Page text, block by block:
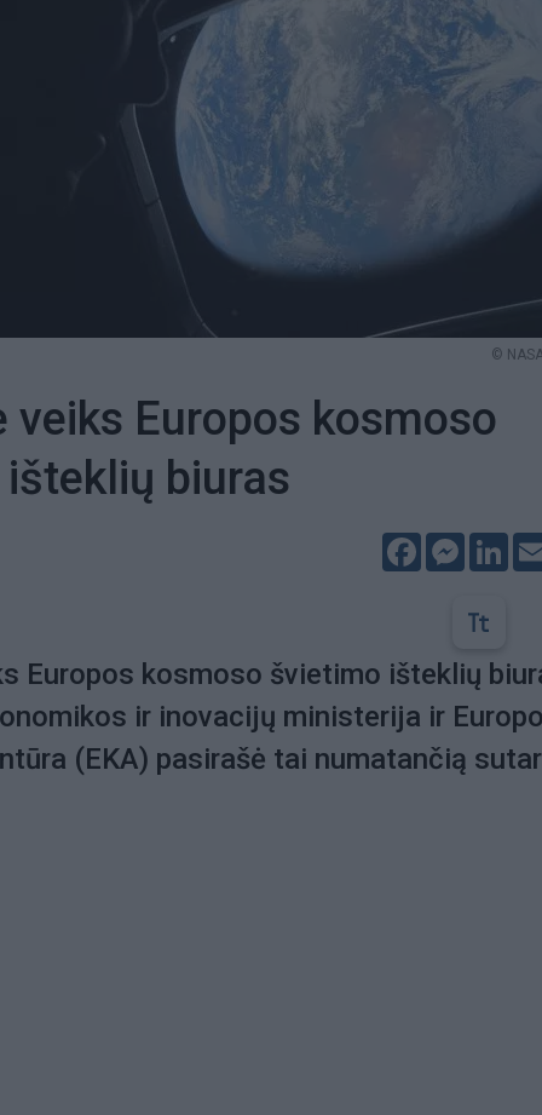
©
veiks Europos kosmoso
biuras
Facebook
Europos kosmoso švietimo išteklių
ir inovacijų ministerija ir
(EKA) pasirašė tai numatančią